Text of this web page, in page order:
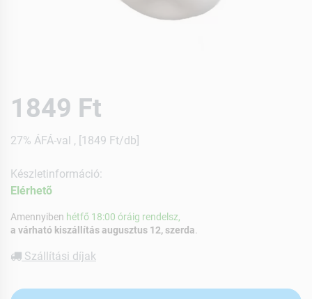
1849 Ft
27% ÁFÁ-val , [1849 Ft/db]
Készletinformáció:
Elérhetõ
Amennyiben hétfő 18:00 óráig rendelsz,
a várható kiszállítás augusztus 12, szerda
Szállítási díjak